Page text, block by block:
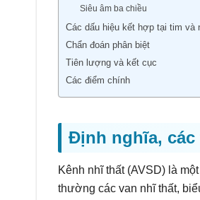
Siêu âm ba chiều
Các dấu hiệu kết hợp tại tim và
Chẩn đoán phân biệt
Tiên lượng và kết cục
Các điểm chính
Định nghĩa, các
Kênh nhĩ thất (AVSD) là
thường các van nhĩ thất,